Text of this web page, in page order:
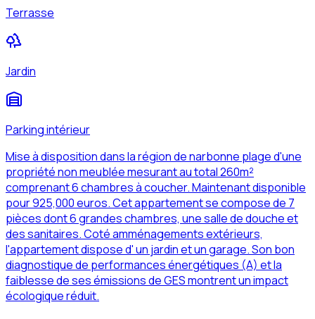
Terrasse
Jardin
Parking intérieur
Mise à disposition dans la région de narbonne plage d'une
propriété non meublée mesurant au total 260m²
comprenant 6 chambres à coucher. Maintenant disponible
pour 925,000 euros. Cet appartement se compose de 7
pièces dont 6 grandes chambres, une salle de douche et
des sanitaires. Coté amménagements extérieurs,
l'appartement dispose d' un jardin et un garage. Son bon
diagnostique de performances énergétiques (A) et la
faiblesse de ses émissions de GES montrent un impact
écologique réduit.